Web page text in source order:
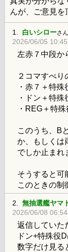
んが、ご意見を
1. 白いシローさん
2026/06/05
左赤７中段か
２コマすべ
・赤７＋特殊
・ドン＋特殊
・REG＋特
このうち、B
か、もしくは
でしか止まれ
そうすると可
このときの制
2. 無抽選艦ヤマ
2026/06/08
返信していた
ドン+特殊役
数字だけ見る